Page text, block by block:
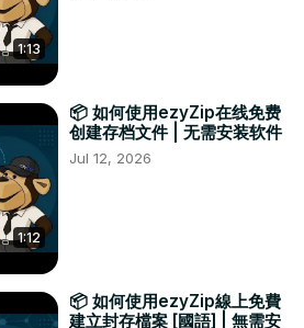
1:13
1:12
📦 如何使用ezyZip在线免费
创建存档文件 | 无需安装软件
Jul 12, 2026
📦 如何使用ezyZip線上免費
建立封存檔案 [國語] | 無需安